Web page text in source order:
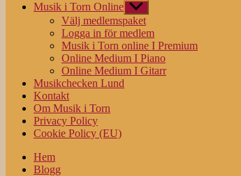
Musik i Torn Online Visa
undermeny
Välj medlemspaket
Logga in för medlem
Musik i Torn online I Premium
Online Medium I Piano
Online Medium I Gitarr
Musikchecken Lund
Kontakt
Om Musik i Torn
Privacy Policy
Cookie Policy (EU)
Hem
Blogg